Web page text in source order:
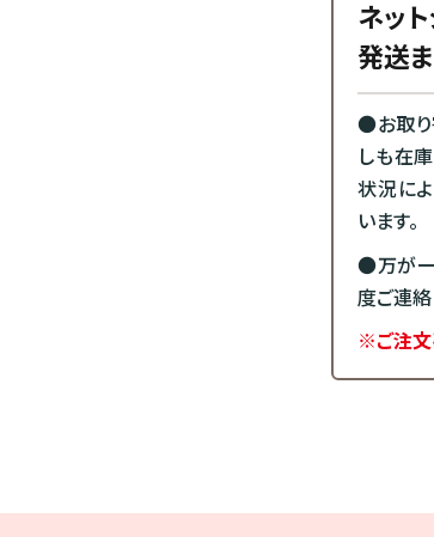
ネッ
発送
●お取り
しも在
状況に
います。
●万が一
度ご連絡
※ご注文